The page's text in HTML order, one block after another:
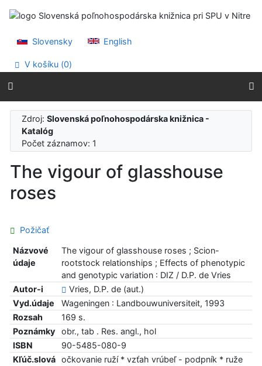
Prejsť na menu
Slovensky
English
V košíku (0)
Zdroj:Slovenská poľnohospodárska knižnica -
Katalóg
Počet záznamov: 1
The vigour of glasshouse
roses
Požičať
Názvové
údaje
The vigour of glasshouse roses ; Scion-
rootstock relationships ; Effects of phenotypic
and genotypic variation : DIZ / D.P. de Vries
Autor-i
Vries, D.P. de (aut.)
Vyd.údaje
Wageningen : Landbouwuniversiteit, 1993
Rozsah
169 s.
Poznámky
obr., tab . Res. angl., hol
ISBN
90-5485-080-9
Kľúč.slová
očkovanie ruží * vzťah vrúbeľ - podpník * ruže